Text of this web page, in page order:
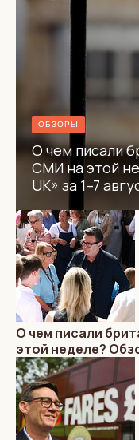
ОБЗОРЫ
О чем писали
СМИ на этой
UK» за 1–7
О чем писали
этой неделе?